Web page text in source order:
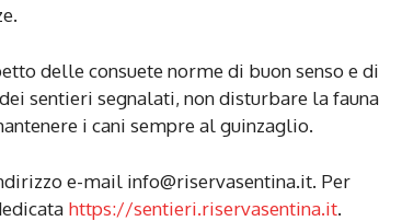
delle consuete norme di buon senso e di
sentieri segnalati, non disturbare la fauna
i cani sempre al guinzaglio.
e-mail info@riservasentina.it. Per
https://sentieri.riservasentina.it.